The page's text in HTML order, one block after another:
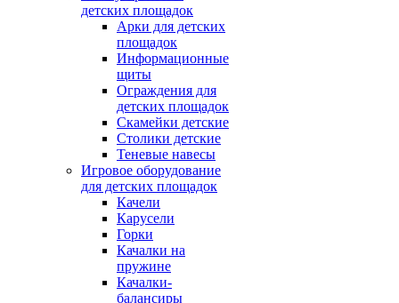
детских площадок
Арки для детских
площадок
Информационные
щиты
Ограждения для
детских площадок
Скамейки детские
Столики детские
Теневые навесы
Игровое оборудование
для детских площадок
Качели
Карусели
Горки
Качалки на
пружине
Качалки-
балансиры